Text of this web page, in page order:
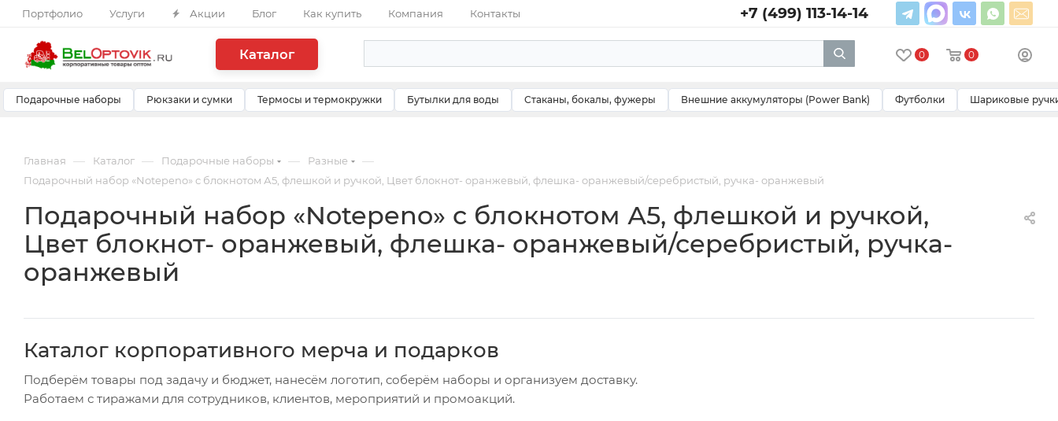
Портфолио Услуги Акции Блог Как купить Компания Контакты +7 (499) 113-14-14
Каталог 0 0
Подарочные наборы Рюкзаки и сумки Термосы и термокружки Бутылки для воды Стаканы, бокалы, фужеры Внешние аккумуляторы (Power Bank) Футболки Шариковые
Главная — Каталог — Подарочные наборы — Разные —
Подарочный набор «Notepeno» с блокнотом А5, флешкой и ручкой, Цвет блокнот- оранжевый, флешка- оранжевый/серебристый, ручка- оранжевый
Подарочный набор «Notepeno» с блокнотом А5, флешкой и ручкой,
Цвет блокнот- оранжевый, флешка- оранжевый/серебристый, ручка-
оранжевый
Каталог корпоративного мерча и подарков
Подберём товары под задачу и бюджет, нанесём логотип, соберём наборы и организуем доставку.
Работаем с тиражами для сотрудников, клиентов, мероприятий и промоакций.